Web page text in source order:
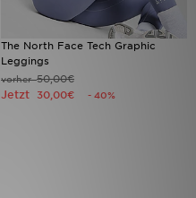
The North Face Tech Graphic
Leggings
vorher50,00€
Jetzt 30,00€ - 40%